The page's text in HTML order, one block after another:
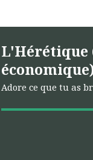
L'Hérétique
Adore ce que tu as